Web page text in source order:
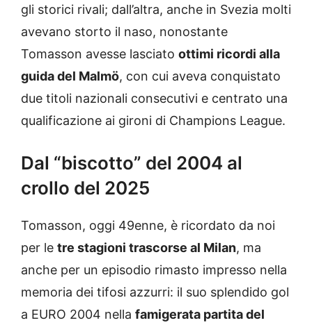
gli storici rivali; dall’altra, anche in Svezia molti
avevano storto il naso, nonostante
Tomasson avesse lasciato ottimi ricordi alla
guida del Malmö, con cui aveva conquistato
due titoli nazionali consecutivi e centrato una
qualificazione ai gironi di Champions League.
Dal “biscotto” del 2004 al
crollo del 2025
Tomasson, oggi 49enne, è ricordato da noi
per le tre stagioni trascorse al Milan, ma
anche per un episodio rimasto impresso nella
memoria dei tifosi azzurri: il suo splendido gol
a EURO 2004 nella famigerata partita del